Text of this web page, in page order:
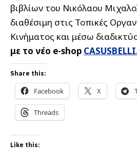
βιβλίων του Νικόλαου
διαθέσιμη στις Τοπικές
Κινήματος και μέσω
με το νέο e-shop
Share this:
Facebook X
Threads
Like this: